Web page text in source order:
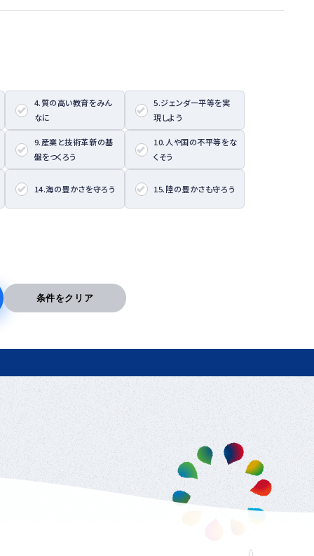
4.質の高い教育をみん
なに
5.ジェンダー平等を実
現しよう
9.産業と技術革新の基
盤をつくろう
10.人や国の不平等をな
くそう
14.海の豊かさを守ろう 15.陸の豊かさも守ろう